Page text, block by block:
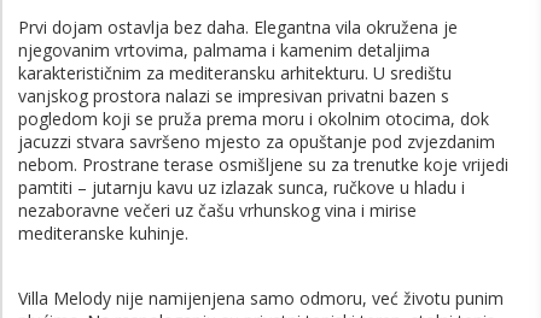
Prvi dojam ostavlja bez daha. Elegantna vila okružena je
njegovanim vrtovima, palmama i kamenim detaljima
karakterističnim za mediteransku arhitekturu. U središtu
vanjskog prostora nalazi se impresivan privatni bazen s
pogledom koji se pruža prema moru i okolnim otocima, dok
jacuzzi stvara savršeno mjesto za opuštanje pod zvjezdanim
nebom. Prostrane terase osmišljene su za trenutke koje vrijedi
pamtiti – jutarnju kavu uz izlazak sunca, ručkove u hladu i
nezaboravne večeri uz čašu vrhunskog vina i mirise
mediteranske kuhinje.
Villa Melody nije namijenjena samo odmoru, već životu punim